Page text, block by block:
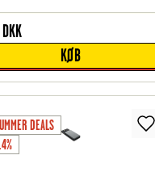
DKK
KØB
DEALS